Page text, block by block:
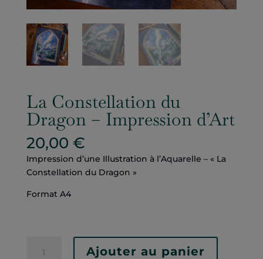
La Constellation du
Dragon – Impression d’Art
20,00 €
Impression d’une Illustration à l’Aquarelle – « La
Constellation du Dragon »
Format A4
Ajouter au panier